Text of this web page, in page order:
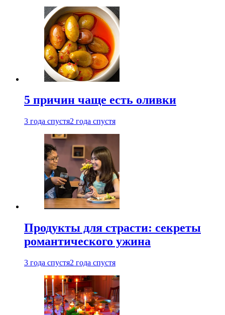
5 причин чаще есть оливки
3 года спустя2 года спустя
Продукты для страсти: секреты
романтического ужина
3 года спустя2 года спустя